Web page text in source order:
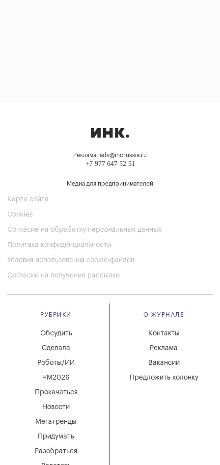
Реклама: adv@incrussia.ru
+7 977 647 52 51
Медиа для предпринимателей
Карта сайта
Cookies
Согласие на обработку персональных данных
Политика конфиденциальности
Условия использования cookie-файлов
Согласие на получение рассылки
РУБРИКИ
Мегатренды
Придумать
Разобраться
Новости
Обсудить
Сделала
Роботы/ИИ
ЧМ2026
Прокачаться
О ЖУРНАЛЕ
Вакансии
Реклама
Контакты
Предложить колонку